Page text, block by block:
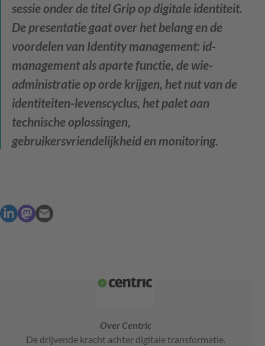
sessie onder de titel Grip op digitale identiteit.
De presentatie gaat over het belang en de
voordelen van Identity management: id-
management als aparte functie, de wie-
administratie op orde krijgen, het nut van de
identiteiten-levenscyclus, het palet aan
technische oplossingen,
gebruikersvriendelijkheid en monitoring.
Over Centric
De drijvende kracht achter digitale transformatie.